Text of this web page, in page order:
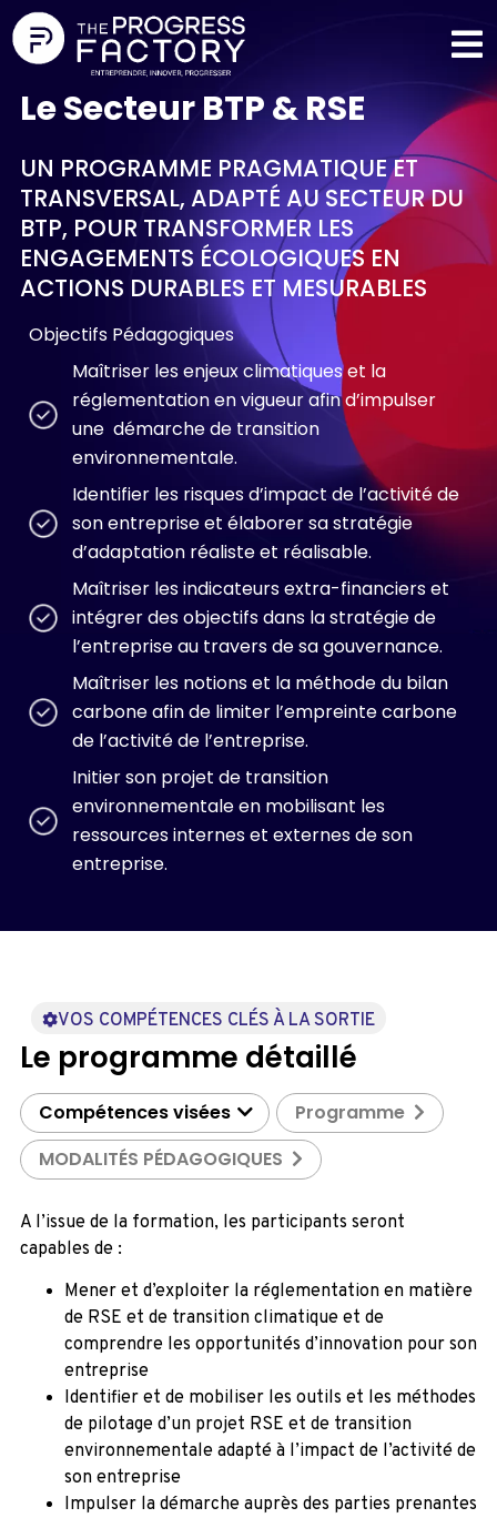
Le Secteur BTP & RSE
UN PROGRAMME PRAGMATIQUE ET
TRANSVERSAL, ADAPTÉ AU SECTEUR DU
BTP, POUR TRANSFORMER LES
ENGAGEMENTS ÉCOLOGIQUES EN
ACTIONS DURABLES ET MESURABLES
Objectifs Pédagogiques
Maîtriser les enjeux climatiques et la
réglementation en vigueur afin d’impulser
une démarche de transition
environnementale.
Identifier les risques d’impact de l’activité de
son entreprise et élaborer sa stratégie
d’adaptation réaliste et réalisable.
Maîtriser les indicateurs extra-financiers et
intégrer des objectifs dans la stratégie de
l’entreprise au travers de sa gouvernance.
Maîtriser les notions et la méthode du bilan
carbone afin de limiter l’empreinte carbone
de l’activité de l’entreprise.
Initier son projet de transition
environnementale en mobilisant les
ressources internes et externes de son
entreprise.
VOS COMPÉTENCES CLÉS À LA SORTIE
Le programme détaillé
Compétences visées
Programme
MODALITÉS PÉDAGOGIQUES
A l’issue de la formation, les participants seront
capables de :
Mener et d’exploiter la réglementation en matière
de RSE et de transition climatique et de
comprendre les opportunités d’innovation pour son
entreprise
Identifier et de mobiliser les outils et les méthodes
de pilotage d’un projet RSE et de transition
environnementale adapté à l’impact de l’activité de
son entreprise
Impulser la démarche auprès des parties prenantes